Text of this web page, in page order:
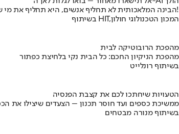
הבינה המלאכותית לא תחליף אנשים, היא תחליף את מי שלא משתמש בה!
בשיתוף HIT,המכון הטכנולוגי חולון
מהפכת הרובוטיקה לבית
מהפכת הניקיון החכם: כל הבית נקי בלחיצת כפתור
בשיתוף רונלייט
הטעויות שיחתכו לכם את קצבת הפנסיה
ממשיכת כספים ועד חוסר תכנון – הצעדים שיצילו את
בשיתוף מנורה מבטחים